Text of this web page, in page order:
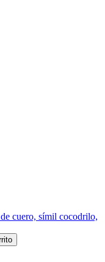
cuero, símil cocodrilo,